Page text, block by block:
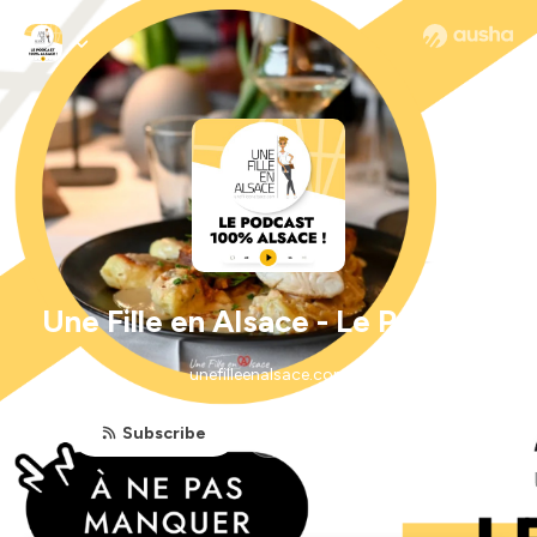
Une Fille en Alsace - Le Podcast
unefilleenalsace.com
Subscribe